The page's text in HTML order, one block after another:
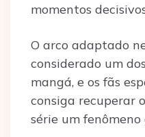
momentos
O arco adaptado
considerado um
mangá, e os fãs
consiga recuperar
série um fenômeno